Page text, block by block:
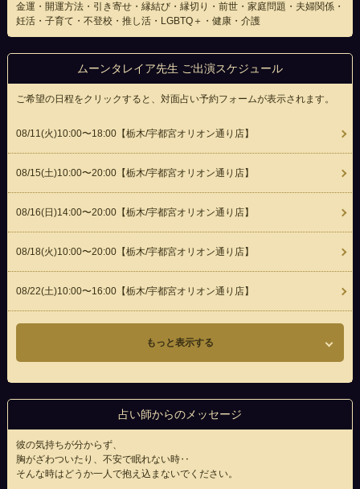
金運・開運方法・引き寄せ・縁結び・縁切り・前世・家庭問題・夫婦関係・
妊活・子育て・不登校・推し活・LGBTQ＋・健康・介護
ムーンタレイア先生 ご出演スケジュール
ご希望の日程をクリックすると、対面占い予約フォームが表示されます。
08/11(火)10:00〜18:00【栃木/宇都宮オリオン通り店】
08/15(土)10:00〜20:00【栃木/宇都宮オリオン通り店】
08/16(日 )14:00〜20:00【栃木/宇都宮オリオン通り店】
08/18(火)10:00〜20:00【栃木/宇都宮オリオン通り店】
08/22(土)10:00〜16:00【栃木/宇都宮オリオン通り店】
もっと表示する
占い師からのメッセージ
彼の気持ちが分からず、
胸がざわついたり、不安で眠れない時‥
そんな時はどうか一人で抱え込まないでください。